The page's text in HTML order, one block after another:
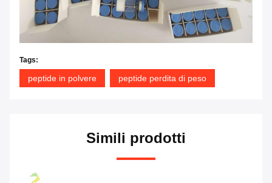
Tags:
peptide in polvere peptide perdita di peso
Simili prodotti